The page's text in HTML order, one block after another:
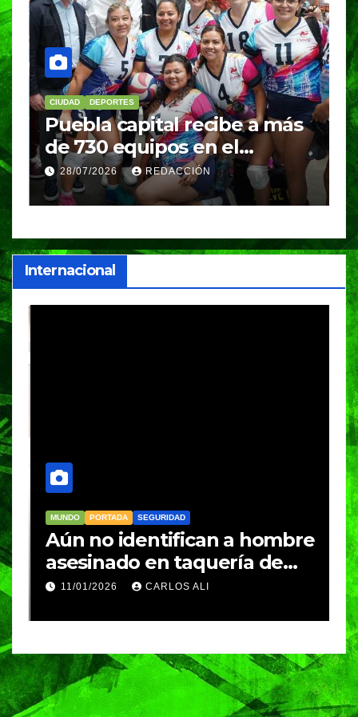
CIUDAD DEPORTES
Puebla capital recibe a más
de 730 equipos en el
Festival Máster de Voleibol
28/07/2026 REDACCIÓN
Internacional
MUNDO PORTADA SEGURIDAD
Aún no identifican a hombre
asesinado en taquería de
Amozoc
11/01/2026 CARLOS ALI